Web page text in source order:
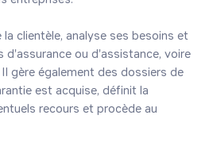
clientèle, analyse ses besoins et
d'assurance ou d'assistance, voire
gère également des dossiers de
est acquise, définit la
recours et procède au